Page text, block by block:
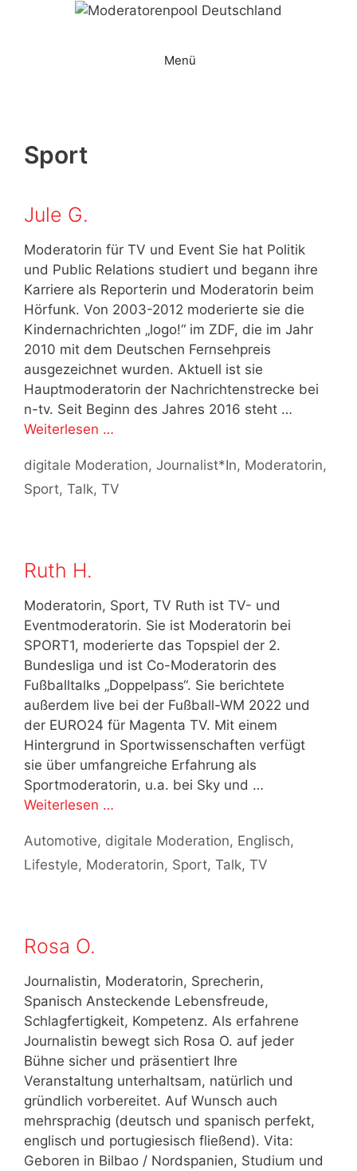
Menü
Sport
Jule G.
Moderatorin für TV und Event Sie hat Politik
und Public Relations studiert und begann ihre
Karriere als Reporterin und Moderatorin beim
Hörfunk. Von 2003-2012 moderierte sie die
Kindernachrichten „logo!“ im ZDF, die im Jahr
2010 mit dem Deutschen Fernsehpreis
ausgezeichnet wurden. Aktuell ist sie
Hauptmoderatorin der Nachrichtenstrecke bei
n-tv. Seit Beginn des Jahres 2016 steht …
Weiterlesen …
Kategorien
digitale Moderation, Journalist*In, Moderatorin,
Sport, Talk, TV
Ruth H.
Moderatorin, Sport, TV Ruth ist TV- und
Eventmoderatorin. Sie ist Moderatorin bei
SPORT1, moderierte das Topspiel der 2.
Bundesliga und ist Co-Moderatorin des
Fußballtalks „Doppelpass“. Sie berichtete
außerdem live bei der Fußball-WM 2022 und
der EURO24 für Magenta TV. Mit einem
Hintergrund in Sportwissenschaften verfügt
sie über umfangreiche Erfahrung als
Sportmoderatorin, u.a. bei Sky und …
Weiterlesen …
Kategorien
Automotive, digitale Moderation, Englisch,
Lifestyle, Moderatorin, Sport, Talk, TV
Rosa O.
Journalistin, Moderatorin, Sprecherin,
Spanisch Ansteckende Lebensfreude,
Schlagfertigkeit, Kompetenz. Als erfahrene
Journalistin bewegt sich Rosa O. auf jeder
Bühne sicher und präsentiert Ihre
Veranstaltung unterhaltsam, natürlich und
gründlich vorbereitet. Auf Wunsch auch
mehrsprachig (deutsch und spanisch perfekt,
englisch und portugiesisch fließend). Vita:
Geboren in Bilbao / Nordspanien, Studium und